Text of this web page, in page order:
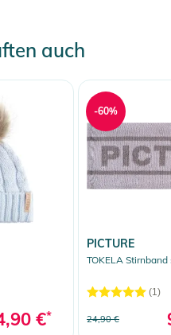
auch
€*
PICTURE
TOKELA
(1)
24,90 €
-60%